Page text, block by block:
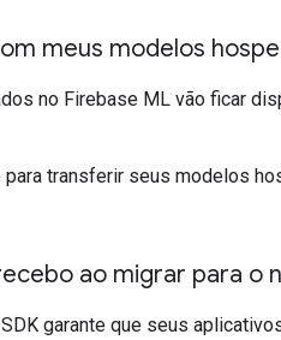
meus modelos
no Firebase ML vão ficar
para transferir seus modelos
ao migrar para o
garante que seus